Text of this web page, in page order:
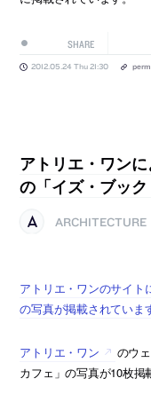
SHARE
2012.05.24 Thu 21:30
アトリエ・ワン
の「イズ・ブッ
ARCHITECTURE
アトリエ・ワンのサイト
の写真が掲載されていま
アトリエ・ワン
のウ
カフェ」の写真が10枚掲